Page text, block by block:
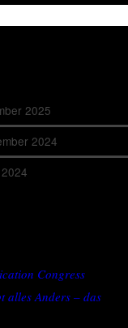
2025
2024
Congress
alles Anders – das